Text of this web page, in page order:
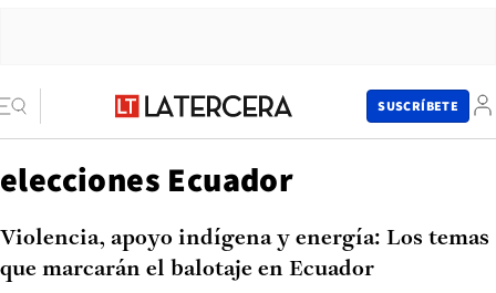
SUSCRÍBETE
elecciones Ecuador
Violencia, apoyo indígena y energía: Los temas
que marcarán el balotaje en Ecuador